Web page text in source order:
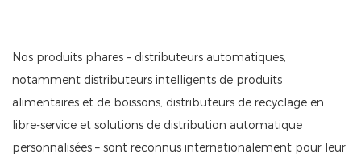
Nos produits phares – distributeurs automatiques,
notamment distributeurs intelligents de produits
alimentaires et de boissons, distributeurs de recyclage en
libre-service et solutions de distribution automatique
personnalisées – sont reconnus internationalement pour leur